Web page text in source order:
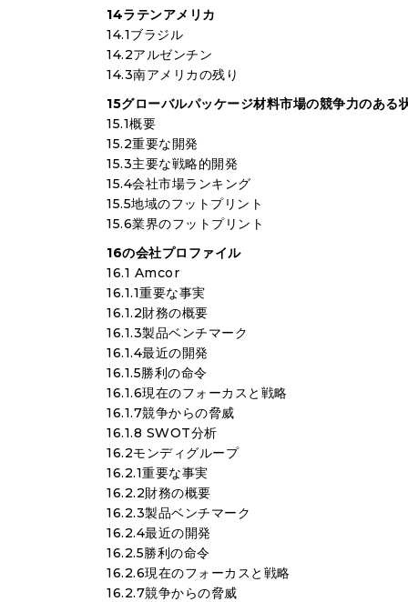
14ラテンアメリカ
14.1ブラジル
14.2アルゼンチン
14.3南アメリカの残り
15グローバルパッケージ材料市場の競争力のある
15.1概要
15.2重要な開発
15.3主要な戦略的開発
15.4会社市場ランキング
15.5地域のフットプリント
15.6業界のフットプリント
16の会社プロファイル
16.1 Amcor
16.1.1重要な事実
16.1.2財務の概要
16.1.3製品ベンチマーク
16.1.4最近の開発
16.1.5勝利の命令
16.1.6現在のフォーカスと戦略
16.1.7競争からの脅威
16.1.8 SWOT分析
16.2モンディグループ
16.2.1重要な事実
16.2.2財務の概要
16.2.3製品ベンチマーク
16.2.4最近の開発
16.2.5勝利の命令
16.2.6現在のフォーカスと戦略
16.2.7競争からの脅威